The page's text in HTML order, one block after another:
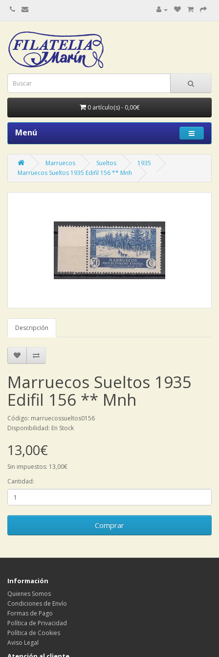
0 artículo(s) - 0,00€
Menú
Marruecos Sueltos
1935
Marruecos Sueltos 1935 Edifil 156 ** Mnh
Descripción
Marruecos Sueltos 1935
Edifil 156 ** Mnh
Código: marruecossueltos0156
Disponibilidad: En Stock
13,00€
Sin impuestos: 13,00€
Cantidad:
Comprar
Información
Quienes Somos
Condiciones de Envío
Formas de Pago
Política de Privacidad
Política de Cookies
Aviso Legal